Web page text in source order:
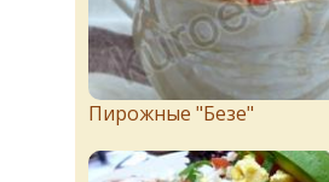
Пирожныe "Бeзe"